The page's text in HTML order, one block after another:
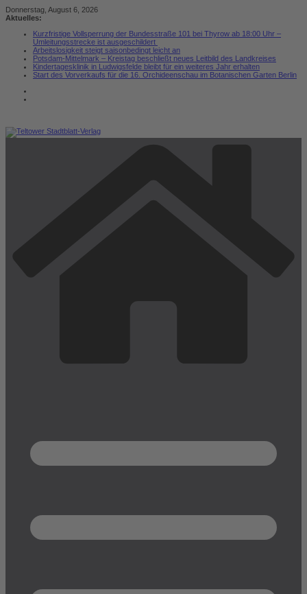
Zum
Inhalt
Donnerstag, August 6, 2026
Aktuelles:
Kurzfristige Vollsperrung der Bundesstraße 101 bei Thyrow ab 18:00 Uhr –
Umleitungsstrecke ist ausgeschildert
Arbeitslosigkeit steigt saisonbedingt leicht an
Potsdam-Mittelmark – Kreistag beschließt neues Leitbild des Landkreises
Kindertagesklinik in Ludwigsfelde bleibt für ein weiteres Jahr erhalten
Start des Vorverkaufs für die 16. Orchideenschau im Botanischen Garten Berlin